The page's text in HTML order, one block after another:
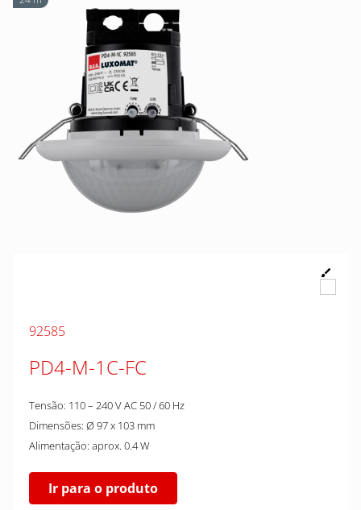
92585
PD4-M-1C-FC
Tensão: 110 – 240 V AC 50 / 60 Hz
Dimensões: Ø 97 x 103 mm
Alimentação: aprox. 0.4 W
Ir para o produto